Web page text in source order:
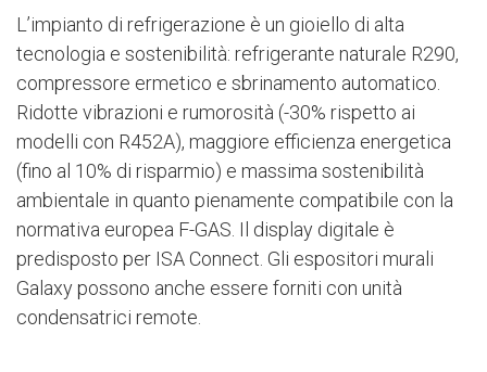
L’impianto di refrigerazione è un gioiello di alta
tecnologia e sostenibilità: refrigerante naturale R290,
compressore ermetico e sbrinamento automatico.
Ridotte vibrazioni e rumorosità (-30% rispetto ai
modelli con R452A), maggiore efficienza energetica
(fino al 10% di risparmio) e massima sostenibilità
ambientale in quanto pienamente compatibile con la
normativa europea F-GAS. Il display digitale è
predisposto per ISA Connect. Gli espositori murali
Galaxy possono anche essere forniti con unità
condensatrici remote.